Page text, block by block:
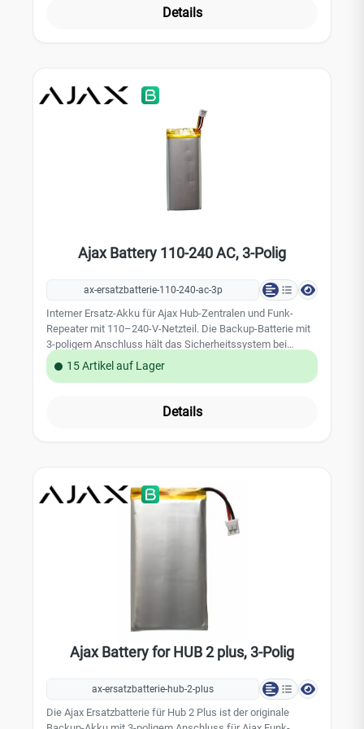
wiederhergestellt ist.Wiederaufladbarer Li-Ion-Akku mit 2
im Rahmen der WartungHerstellerhinweis: nur durch den
korrekten Batterietyp ersetzenKompatibel mit Hub, Hub 2,
Hub Plus, ReX und ReX 2. Die 2-polige Ausfuehrung passt
in frueher gefertigte Geraete: Hub (2G) aus Produktion vor
dem 26.08.2022 und Hub 2 (2G) vor dem 07.10.2022;
Geraet pruefen. Geeignet fuer Errichter, die
Bestandsanlagen warten und die Notstromreserve aelterer
Details
Ajax Battery 110-240 AC, 3-Polig
ax-ersatzbatterie-110-240-ac-3p
Interner Ersatz-Akku für Ajax Hub-Zentralen und Funk-
Repeater mit 110–240-V-Netzteil. Die Backup-Batterie mit
3-poligem Anschluss hält das Sicherheitssystem bei
Stromausfall in Betrieb und ersetzt den werkseitig
verbauten Akku im Servicefall.Wiederaufladbarer Li-Ion-
Ausführung)Kompatibel mit Hub, Hub 2, ReX und ReX 2
beim Hub bis zu 15 Stunden autonomer Betrieb
(Herstellerangabe, bei deaktiviertem
Ethernet)Einsatzbereich: Service- und Ersatzteil für die
Instandhaltung von Ajax-Sicherheitssystemen durch
und ausschließlich den vorgesehenen Batterietyp
15 Artikel auf Lager
Details
Ajax Battery for HUB 2 plus, 3-Polig
ax-ersatzbatterie-hub-2-plus
Die Ajax Ersatzbatterie für Hub 2 Plus ist der originale